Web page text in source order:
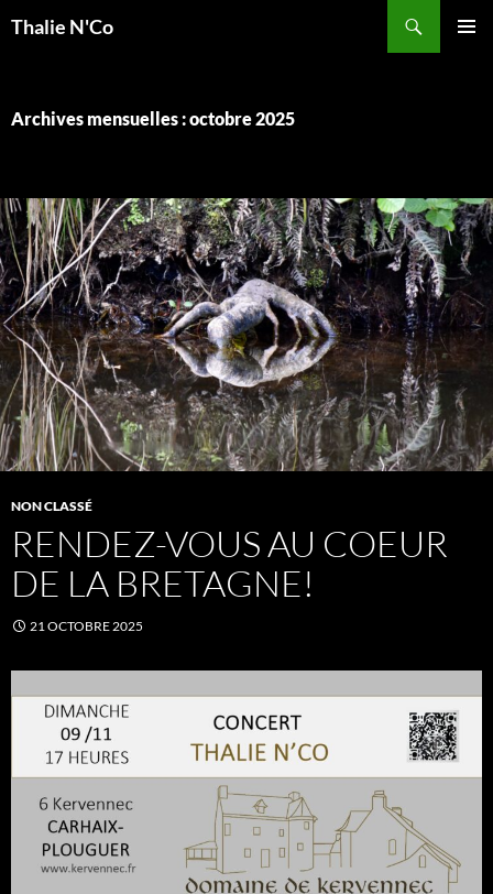
Thalie N'Co
Archives mensuelles : octobre 2025
NON CLASSÉ
RENDEZ-VOUS AU COEUR
DE LA BRETAGNE!
21 OCTOBRE 2025